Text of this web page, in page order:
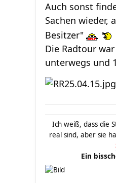
Auch sonst
Sachen wieder,
Besitzer"
Die Radtour
unterwegs und
Ich weiß, dass die
real sind, aber sie
Ein